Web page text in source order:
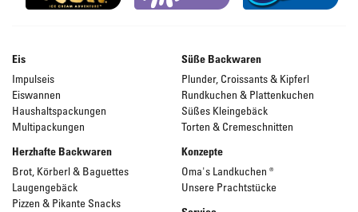
Eis
Impulseis
Eiswannen
Haushaltspackungen
Multipackungen
Süße Backwaren
Plunder, Croissants & Kipferl
Rundkuchen & Plattenkuchen
Süßes Kleingebäck
Torten & Cremeschnitten
Herzhafte Backwaren
Brot, Körberl & Baguettes
Laugengebäck
Pizzen & Pikante Snacks
Konzepte
Oma's Landkuchen ®
Unsere Prachtstücke